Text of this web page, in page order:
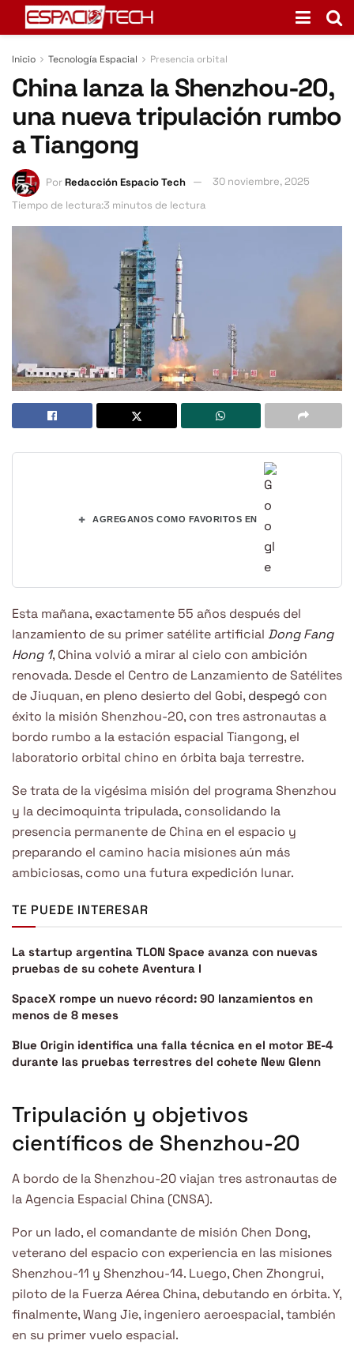
Inicio Tecnología Espacial Presencia orbital
China lanza la Shenzhou-20,
una nueva tripulación rumbo
a Tiangong
PorRedacción Espacio Tech
30 noviembre, 2025
Tiempo de lectura:3 minutos de lectura
+ AGREGANOS COMO FAVORITOS EN
Esta mañana, exactamente 55 años después del
lanzamiento de su primer satélite artificial Dong Fang
Hong 1, China volvió a mirar al cielo con ambición
renovada. Desde el Centro de Lanzamiento de Satélites
de Jiuquan, en pleno desierto del Gobi, despegó con
éxito la misión Shenzhou-20, con tres astronautas a
bordo rumbo a la estación espacial Tiangong, el
laboratorio orbital chino en órbita baja terrestre.
Se trata de la vigésima misión del programa Shenzhou
y la decimoquinta tripulada, consolidando la
presencia permanente de China en el espacio y
preparando el camino hacia misiones aún más
ambiciosas, como una futura expedición lunar.
TE PUEDE INTERESAR
La startup argentina TLON Space avanza con nuevas
pruebas de su cohete Aventura I
SpaceX rompe un nuevo récord: 90 lanzamientos en
menos de 8 meses
Blue Origin identifica una falla técnica en el motor BE-4
durante las pruebas terrestres del cohete New Glenn
Tripulación y objetivos
científicos de Shenzhou-20
A bordo de la Shenzhou-20 viajan tres astronautas de
la Agencia Espacial China (CNSA).
Por un lado, el comandante de misión Chen Dong,
veterano del espacio con experiencia en las misiones
Shenzhou-11 y Shenzhou-14. Luego, Chen Zhongrui,
piloto de la Fuerza Aérea China, debutando en órbita. Y,
finalmente, Wang Jie, ingeniero aeroespacial, también
en su primer vuelo espacial.